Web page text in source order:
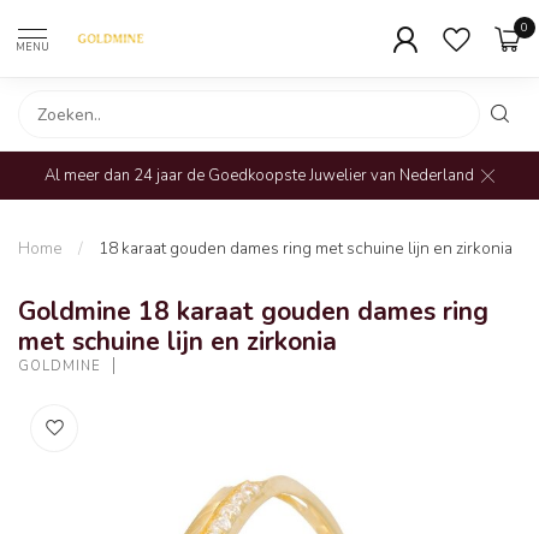
MENU
0
Al meer dan 24 jaar de Goedkoopste Juwelier van Nederland
Home / 18 karaat gouden dames ring met schuine lijn en zirkonia
Goldmine 18 karaat gouden dames ring
met schuine lijn en zirkonia
GOLDMINE